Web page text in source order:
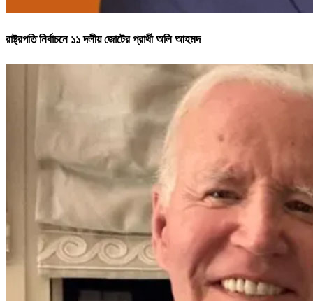
রাষ্ট্রপতি নির্বাচনে ১১ দলীয় জোটের প্রার্থী অলি আহমদ